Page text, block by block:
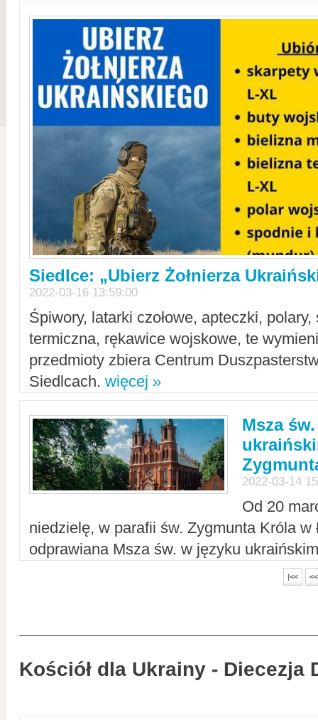
Siedlce: „Ubierz Żołnierza
2022-03-16 13:59:00
Śpiwory, latarki czołowe, apteczki,
termiczna, rękawice wojskowe, te
przedmioty zbiera Centrum
Siedlcach. więcej »
Msza
2022-03-14
Od 20
niedzielę, w parafii św. Zygmunta Króla w
odprawiana Msza św. w języku
|<< <<
Kościół dla Ukrainy - Diecezja